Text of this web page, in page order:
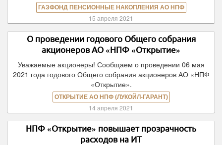
ГАЗФОНД ПЕНСИОННЫЕ НАКОПЛЕНИЯ АО НПФ
15 апреля 2021
О проведении годового Общего собрания
акционеров АО «НПФ «Открытие»
Уважаемые акционеры! Сообщаем о проведении 06 мая
2021 года годового Общего собрания акционеров АО «НПФ
«Открытие».
ОТКРЫТИЕ АО НПФ (ЛУКОЙЛ-ГАРАНТ)
14 апреля 2021
НПФ «Открытие» повышает прозрачность
расходов на ИТ